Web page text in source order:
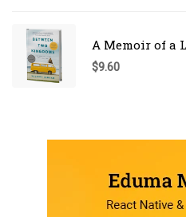
A Memoir of a
$9.60